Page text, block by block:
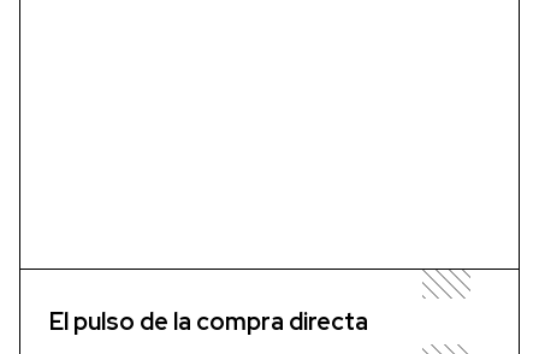
El pulso de la compra directa